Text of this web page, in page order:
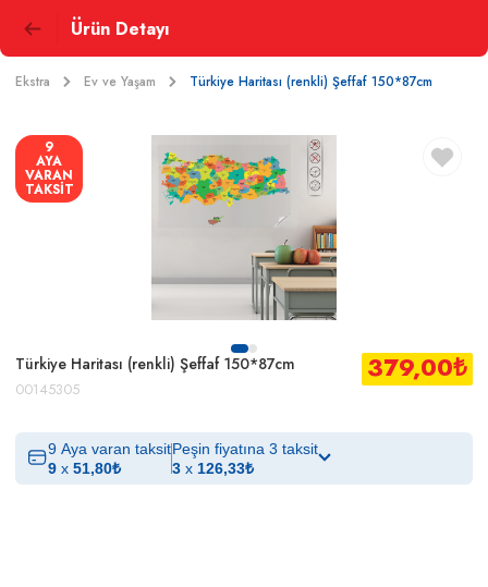
Ürün Detayı
Ekstra Ev ve Yaşam Türkiye Haritası (renkli) Şeffaf 150*87cm
9
AYA
VARAN
TAKSİT
Türkiye Haritası (renkli) Şeffaf 150*87cm
00145305
379,00₺
9 Aya varan taksit
9 x 51,80₺
Peşin fiyatına 3 taksit
3 x 126,33₺